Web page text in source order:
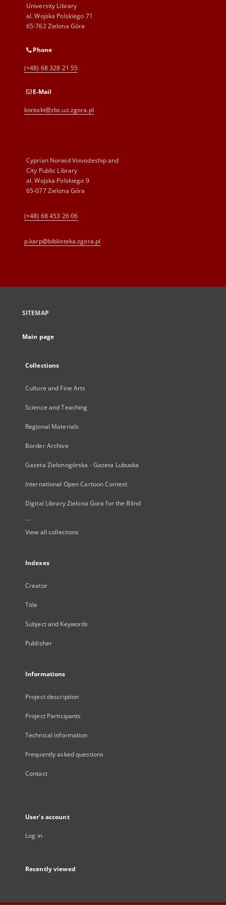
University Library
al. Wojska Polskiego 71
65-762 Zielona Góra
Phone
(+48) 68 328 21 55
E-Mail
kontakt@zbc.uz.zgora.pl
Cyprian Norwid Voivodeship and
City Public Library
al. Wojska Polskiego 9
65-077 Zielona Góra
(+48) 68 453 26 06
p.karp@biblioteka.zgora.pl
SITEMAP
Main page
Collections
Culture and Fine Arts
Science and Teaching
Regional Materials
Border Archive
Gazeta Zielonogórska - Gazeta Lubuska
International Open Cartoon Contest
Digital Library Zielona Gora for the Blind
...
View all collections
Indexes
Creator
Title
Subject and Keywords
Publisher
Informations
Project description
Project Participants
Technical information
Frequently asked questions
Contact
User's account
Log in
Recently viewed